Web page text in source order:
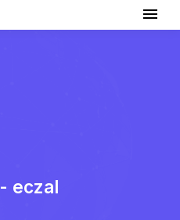
اجذال - eczal